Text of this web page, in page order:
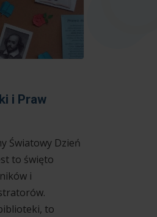
i Praw
Światowy Dzień
to święto
i
to